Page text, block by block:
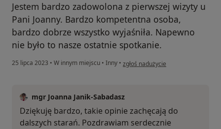
Jestem bardzo zadowolona z pierwszej wizyty u
Pani Joanny. Bardzo kompetentna osoba,
bardzo dobrze wszystko wyjaśniła. Napewno
nie było to nasze ostatnie spotkanie.
25 lipca 2023 • W innym miejscu • Inny • w opinii użytkownika Ela
zgłoś nadużycie
mgr Joanna Janik-Sabadasz
Dziękuję bardzo, takie opinie zachęcają do
dalszych starań. Pozdrawiam serdecznie